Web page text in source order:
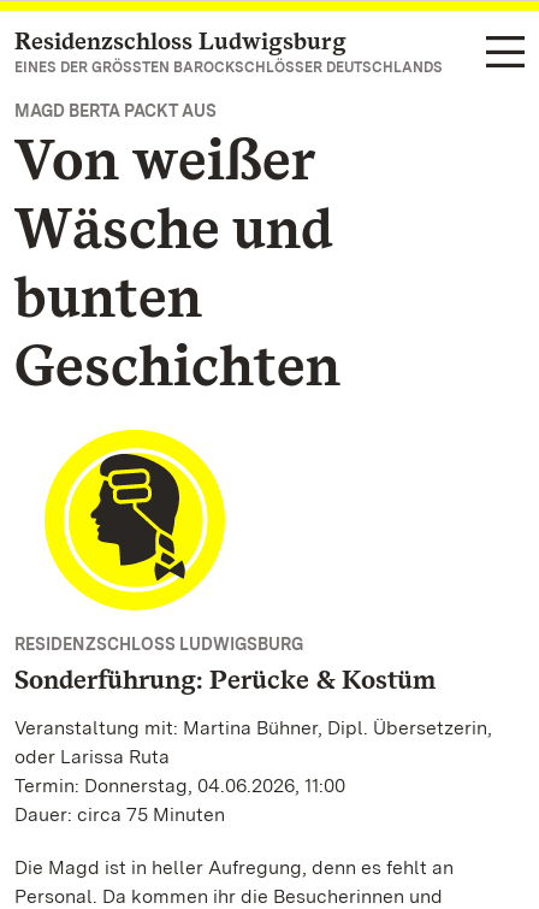
Zum Hauptinhalt springen
Residenzschloss Ludwigsburg
EINES DER GRÖSSTEN BAROCKSCHLÖSSER DEUTSCHLANDS
MAGD BERTA PACKT AUS
Von weißer
Wäsche und
bunten
Geschichten
RESIDENZSCHLOSS LUDWIGSBURG
Sonderführung: Perücke & Kostüm
Veranstaltung mit: Martina Bühner, Dipl. Übersetzerin,
oder Larissa Ruta
Termin: Donnerstag, 04.06.2026, 11:00
Dauer: circa 75 Minuten
Die Magd ist in heller Aufregung, denn es fehlt an
Personal. Da kommen ihr die Besucherinnen und